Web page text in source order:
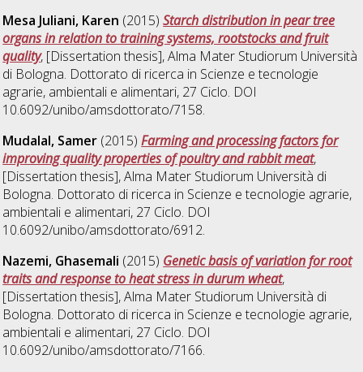
Mesa Juliani, Karen (2015)Starch distribution in pear tree
organs in relation to training systems, rootstocks and fruit
quality, [Dissertation thesis], Alma Mater Studiorum Università
di Bologna. Dottorato di ricerca in Scienze e tecnologie
agrarie, ambientali e alimentari, 27 Ciclo. DOI
10.6092/unibo/amsdottorato/7158.
Mudalal, Samer (2015)Farming and processing factors for
improving quality properties of poultry and rabbit meat,
[Dissertation thesis], Alma Mater Studiorum Università di
Bologna. Dottorato di ricerca in Scienze e tecnologie agrarie,
ambientali e alimentari, 27 Ciclo. DOI
10.6092/unibo/amsdottorato/6912.
Nazemi, Ghasemali (2015) Genetic basis of variation for root
traits and response to heat stress in durum wheat,
[Dissertation thesis], Alma Mater Studiorum Università di
Bologna. Dottorato di ricerca in Scienze e tecnologie agrarie,
ambientali e alimentari, 27 Ciclo. DOI
10.6092/unibo/amsdottorato/7166.